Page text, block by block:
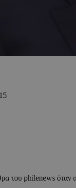
του philenews όταν